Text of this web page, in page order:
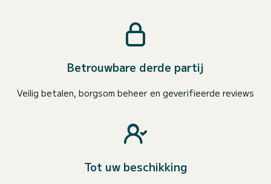
Betrouwbare derde partij
Veilig betalen, borgsom beheer en geverifieerde reviews
Tot uw beschikking